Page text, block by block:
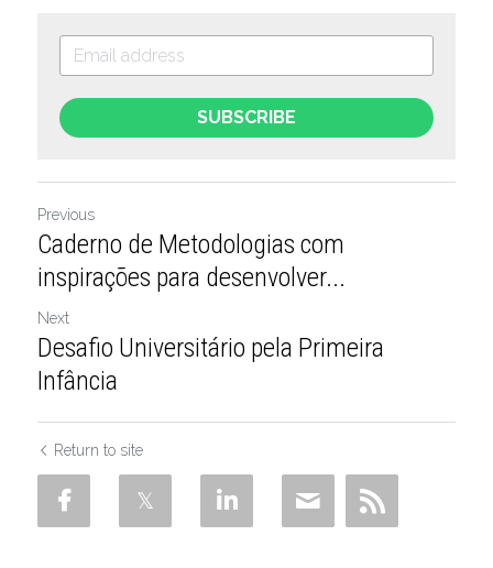
SUBSCRIBE
Previous
Caderno de Metodologias com
inspirações para desenvolver...
Next
Desafio Universitário pela Primeira
Infância
Return to site